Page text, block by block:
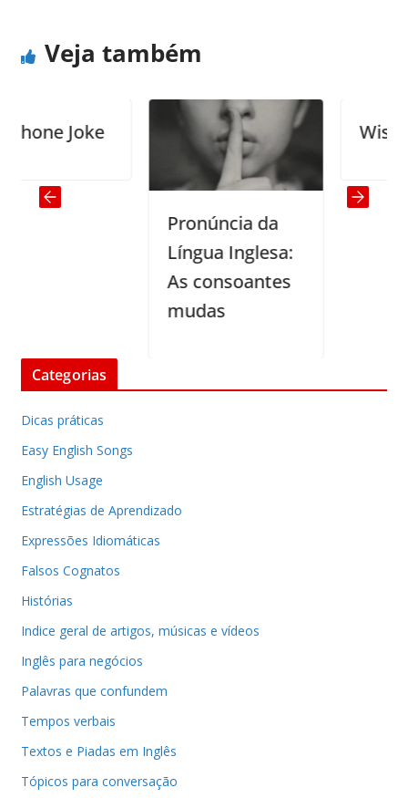
Veja também
Joke
Pronúncia da
Língua Inglesa:
As consoantes
mudas
Wise
Categorias
Dicas práticas
Easy English Songs
English Usage
Estratégias de Aprendizado
Expressões Idiomáticas
Falsos Cognatos
Histórias
Indice geral de artigos, músicas e vídeos
Inglês para negócios
Palavras que confundem
Tempos verbais
Textos e Piadas em Inglês
Tópicos para conversação